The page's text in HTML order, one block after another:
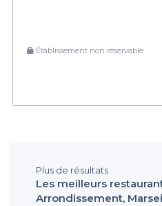
Établissement non réservable
Plus de résultats
Les meilleurs
Arrondissement,